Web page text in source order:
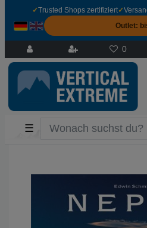
✓Trusted Shops zertifiziert✓
Outlet:
0
☰